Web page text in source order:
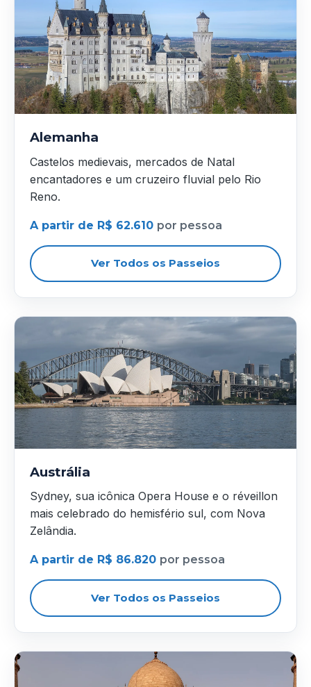
Alemanha
Castelos medievais, mercados de Natal
encantadores e um cruzeiro fluvial pelo Rio
Reno.
A partir de R$ 62.610 por pessoa
Ver Todos os Passeios
Austrália
Sydney, sua icônica Opera House e o réveillon
mais celebrado do hemisfério sul, com Nova
Zelândia.
A partir de R$ 86.820 por pessoa
Ver Todos os Passeios